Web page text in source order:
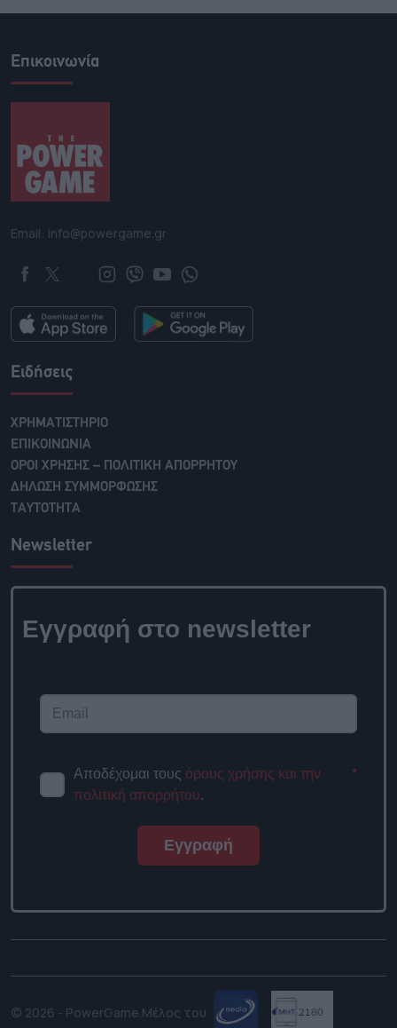
Επικοινωνία
Email: info@powergame.gr
Ειδήσεις
ΧΡΗΜΑΤΙΣΤΗΡΙΟ
ΕΠΙΚΟΙΝΩΝΙΑ
ΟΡΟΙ ΧΡΗΣΗΣ – ΠΟΛΙΤΙΚΗ ΑΠΟΡΡΗΤΟΥ
ΔΗΛΩΣΗ ΣΥΜΜΟΡΦΩΣΗΣ
ΤΑΥΤΟΤΗΤΑ
Newsletter
Εγγραφή στο newsletter
Αποδέχομαι τους όρους χρήσης και την
πολιτική απορρήτου.
*
Εγγραφή
© 2026 - PowerGame. Μέλος του